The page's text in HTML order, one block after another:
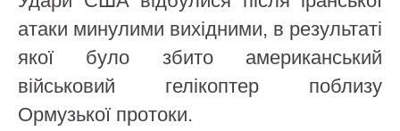
атаки минулими вихідними, в результаті
якої було збито американський
військовий гелікоптер поблизу
Ормузької протоки.